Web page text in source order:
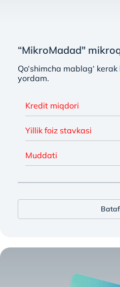
“MikroMadad"
Qo‘shimcha mablag‘
yordam.
Kredit miqdori
Yillik foiz stavkasi
Muddati